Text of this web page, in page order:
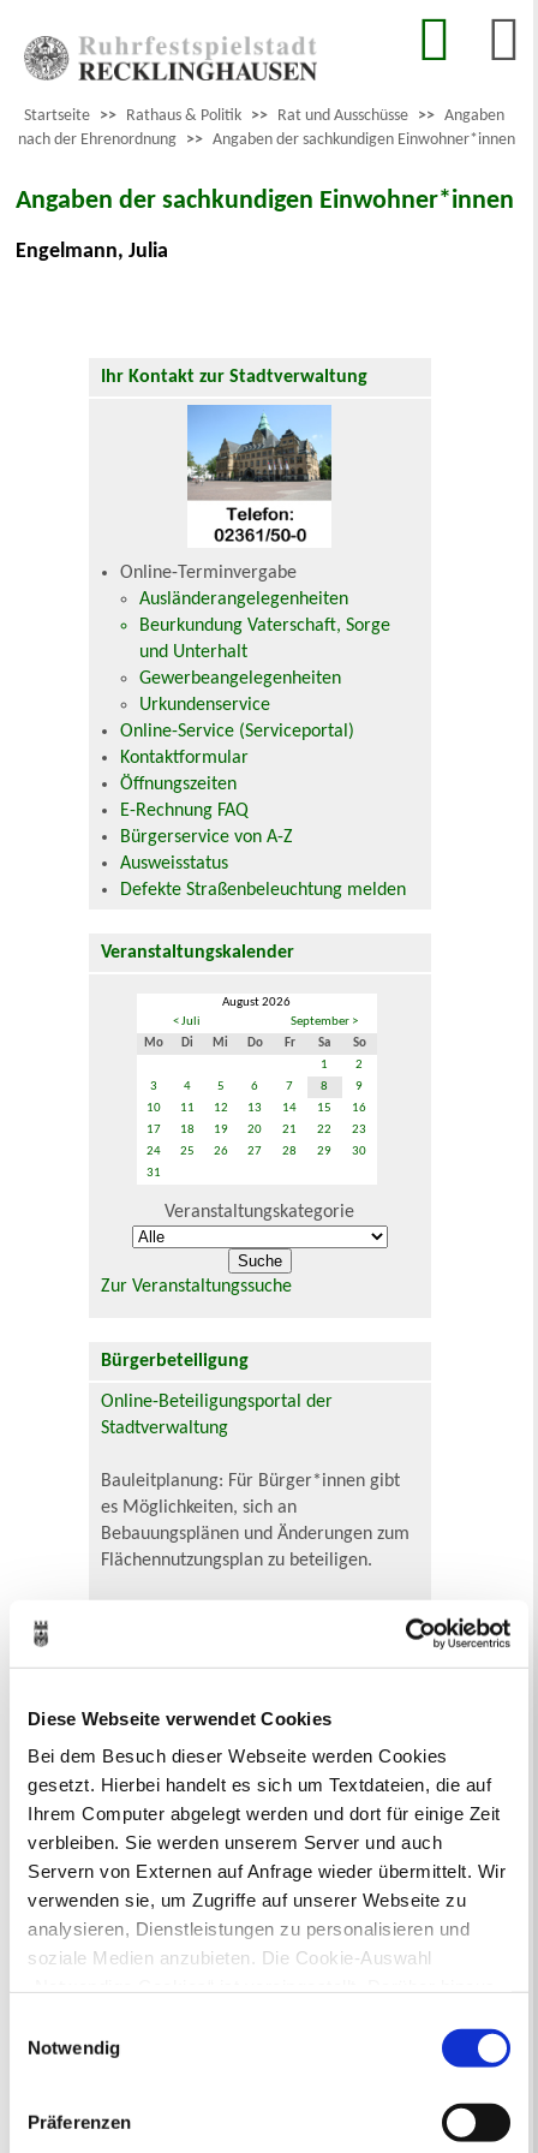
Diese Webseite verwendet Cookies
Bei dem Besuch dieser Webseite werden Cookies
gesetzt. Hierbei handelt es sich um Textdateien, die auf
Ihrem Computer abgelegt werden und dort für einige Zeit
verbleiben. Sie werden unserem Server und auch
Servern von Externen auf Anfrage wieder übermittelt. Wir
verwenden sie, um Zugriffe auf unserer Webseite zu
analysieren, Dienstleistungen zu personalisieren und
soziale Medien anzubieten. Die Cookie-Auswahl
Drittländern (USA) mit unzureichendem
Datenschutzniveau verarbeiten. Es besteht die Gefahr,
dass diese zu Kontroll- und Überwachungszwecken von
anderen missbraucht werden, ohne dass Sie sich mit
Notwendig
Präferenzen
Startseite >> Rathaus & Politik >> Rat und Ausschüsse >> Angaben
nach der Ehrenordnung >> Angaben der sachkundigen Einwohner*innen
Angaben der sachkundigen Einwohner*innen
Engelmann, Julia
Ihr Kontakt zur Stadtverwaltung
Online-Terminvergabe
Ausländerangelegenheiten
Beurkundung Vaterschaft, Sorge
und Unterhalt
Gewerbeangelegenheiten
Urkundenservice
Online-Service (Serviceportal)
Kontaktformular
Öffnungszeiten
E-Rechnung FAQ
Bürgerservice von A-Z
Ausweisstatus
Defekte Straßenbeleuchtung melden
Veranstaltungskalender
August 2026
< Juli
September >
Mo
Di Mi Do Fr Sa
So
1
2
3
4 5 6 7 8
9
10
11 12 13 14 15
16
17
18 19 20 21 22
23
24
25 26 27 28 29
30
31
Veranstaltungskategorie
Zur Veranstaltungssuche
Bürgerbeteiligung
Online-Beteiligungsportal der
Stadtverwaltung
Bauleitplanung: Für Bürger*innen gibt
es Möglichkeiten, sich an
Bebauungsplänen und Änderungen zum
Flächennutzungsplan zu beteiligen.
Flächennutzungsplan-Änderungen finden
Sie hier.
Lebenslagen
Neu in Recklinghausen
Heiraten
Geburt
Sterbefall Umzug
Gewerbe
Behinderung
Arbeitslos
Senioren und Pflege
Finanzielle und soziale Notlagen
A bis Z